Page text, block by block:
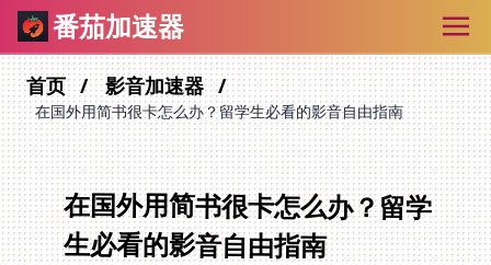
番茄加速器
首页 影音加速器
在国外用简书很卡怎么办？留学生必看的影音自由指南
在国外用简书很卡怎么办？留学
生必看的影音自由指南